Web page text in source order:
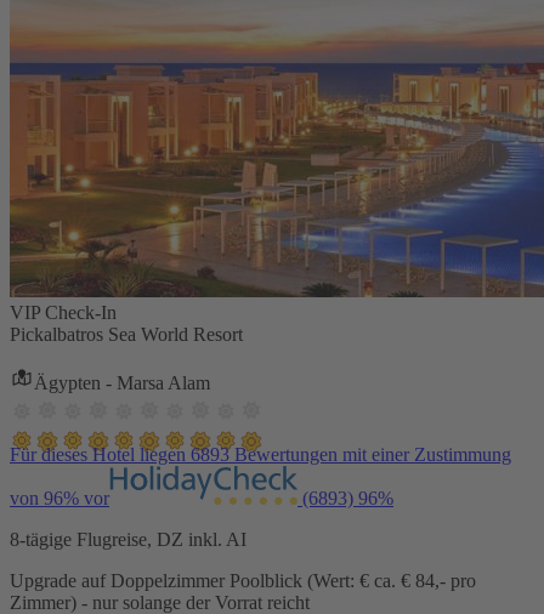
VIP Check-In
Pickalbatros Sea World Resort
Ägypten - Marsa Alam
Für dieses Hotel liegen 6893 Bewertungen mit einer Zustimmung
von 96% vor (6893) 96%
8-tägige Flugreise, DZ inkl. AI
Upgrade auf Doppelzimmer Poolblick (Wert: € ca. € 84,- pro
Zimmer) - nur solange der Vorrat reicht